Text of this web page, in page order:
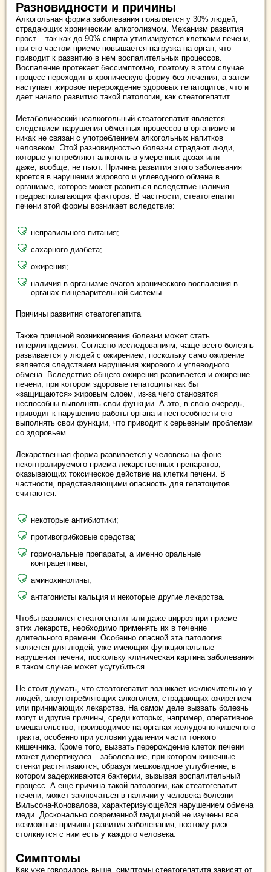
Разновидности и причины
Алкогольная форма заболевания появляется у 30% людей,
страдающих хроническим алкоголизмом. Механизм развития
прост – так как до 90% спирта утилизируется клетками печени,
при его частом приеме повышается нагрузка на орган, что
приводит к развитию в нем воспалительных процессов.
Воспаление протекает бессимптомно, поэтому в этом случае
процесс переходит в хроническую форму без лечения, а затем
наступает жировое перерождение здоровых гепатоцитов, что и
дает начало развитию такой патологии, как стеатогепатит.
Метаболический неалкогольный стеатогепатит является
следствием нарушения обменных процессов в организме и
никак не связан с употреблением алкогольных напитков
человеком. Этой разновидностью болезни страдают люди,
которые употребляют алкоголь в умеренных дозах или
даже, вообще, не пьют. Причина развития этого заболевания
кроется в нарушении жирового и углеводного обмена в
организме, которое может развиться вследствие наличия
предрасполагающих факторов. В частности, стеатогепатит
печени этой формы возникает вследствие:
неправильного питания;
сахарного диабета;
ожирения;
наличия в организме очагов хронического воспаления в
органах пищеварительной системы.
Причины развития стеатогепатита
Также причиной возникновения болезни может стать
гиперлипидемия. Согласно исследованиям, чаще всего болезнь
развивается у людей с ожирением, поскольку само ожирение
является следствием нарушения жирового и углеводного
обмена. Вследствие общего ожирения развивается и ожирение
печени, при котором здоровые гепатоциты как бы
«защищаются» жировым слоем, из-за чего становятся
неспособны выполнять свои функции. А это, в свою очередь,
приводит к нарушению работы органа и неспособности его
выполнять свои функции, что приводит к серьезным проблемам
со здоровьем.
Лекарственная форма развивается у человека на фоне
неконтролируемого приема лекарственных препаратов,
оказывающих токсическое действие на клетки печени. В
частности, представляющими опасность для гепатоцитов
считаются:
некоторые антибиотики;
противогрибковые средства;
гормональные препараты, а именно оральные
контрацептивы;
аминохинолины;
антагонисты кальция и некоторые другие лекарства.
Чтобы развился стеатогепатит или даже цирроз при приеме
этих лекарств, необходимо применять их в течение
длительного времени. Особенно опасной эта патология
является для людей, уже имеющих функциональные
нарушения печени, поскольку клиническая картина заболевания
в таком случае может усугубиться.
Не стоит думать, что стеатогепатит возникает исключительно у
людей, злоупотребляющих алкоголем, страдающих ожирением
или принимающих лекарства. На самом деле вызвать болезнь
могут и другие причины, среди которых, например, оперативное
вмешательство, производимое на органах желудочно-кишечного
тракта, особенно при условии удаления части тонкого
кишечника. Кроме того, вызвать перерождение клеток печени
может дивертикулез – заболевание, при котором кишечные
стенки растягиваются, образуя мешковидное углубление, в
котором задерживаются бактерии, вызывая воспалительный
процесс. А еще причина такой патологии, как стеатогепатит
печени, может заключаться в наличии у человека болезни
Вильсона-Коновалова, характеризующейся нарушением обмена
меди. Досконально современной медициной не изучены все
возможные причины развития заболевания, поэтому риск
столкнутся с ним есть у каждого человека.
Симптомы
Как уже говорилось выше, симптомы стеатогепатита зависят от